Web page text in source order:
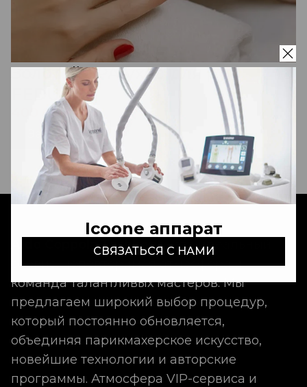
Icoone аппарат
СВЯЗАТЬСЯ С НАМИ
Золотой SPA-уход для рук
FEDUA
400 000 сум
Записаться
Aldo Coppola Tashkent - это идеальный
сервис, неповторимая атмосфера и
команда талантливых мастеров. Мы
предлагаем широкий выбор процедур,
который постоянно обновляется,
объединяя парикмахерское искусство,
новейшие технологии и авторские
программы. Атмосфера VIP-сервиса и